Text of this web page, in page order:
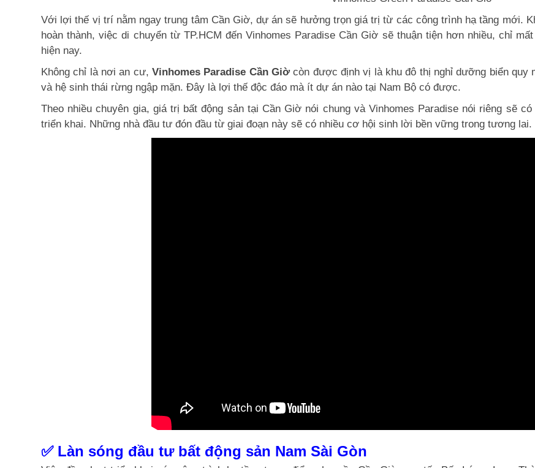
Với lợi thế vị trí nằm ngay trung tâm Cần Giờ, dự án sẽ hưởng trọn giá trị từ các công trình hạ tầng mới.
hoàn thành, việc di chuyển từ TP.HCM đến Vinhomes Paradise Cần Giờ sẽ thuận tiện hơn nhiều, chỉ
hiện nay.
Không chỉ là nơi an cư, Vinhomes Paradise Cần Giờ còn được định vị là khu đô thị nghỉ dưỡng biển quy
và hệ sinh thái rừng ngập mặn. Đây là lợi thế độc đáo mà ít dự án nào tại Nam Bộ có được.
Theo nhiều chuyên gia, giá trị bất động sản tại Cần Giờ nói chung và Vinhomes Paradise nói riêng sẽ
triển khai. Những nhà đầu tư đón đầu từ giai đoạn này sẽ có nhiều cơ hội sinh lời bền vững trong tương lai.
✅ Làn sóng đầu tư bất động sản Nam Sài Gòn